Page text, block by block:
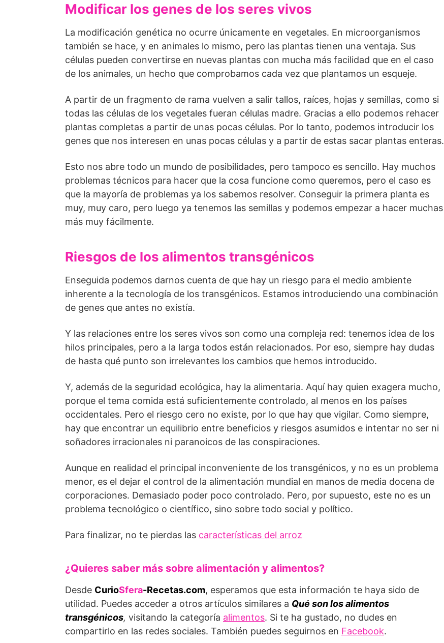
Modificar los genes de los seres vivos
La modificación genética no ocurre únicamente en vegetales. En microorganismos
también se hace, y en animales lo mismo, pero las plantas tienen una ventaja. Sus
células pueden convertirse en nuevas plantas con mucha más facilidad que en el caso
de los animales, un hecho que comprobamos cada vez que plantamos un esqueje.
A partir de un fragmento de rama vuelven a salir tallos, raíces, hojas y semillas, como si
todas las células de los vegetales fueran células madre. Gracias a ello podemos rehacer
plantas completas a partir de unas pocas células. Por lo tanto, podemos introducir los
genes que nos interesen en unas pocas células y a partir de estas sacar plantas enteras.
Esto nos abre todo un mundo de posibilidades, pero tampoco es sencillo. Hay muchos
problemas técnicos para hacer que la cosa funcione como queremos, pero el caso es
que la mayoría de problemas ya los sabemos resolver. Conseguir la primera planta es
muy, muy caro, pero luego ya tenemos las semillas y podemos empezar a hacer muchas
más muy fácilmente.
Riesgos de los alimentos transgénicos
Enseguida podemos darnos cuenta de que hay un riesgo para el medio ambiente
inherente a la tecnología de los transgénicos. Estamos introduciendo una combinación
de genes que antes no existía.
Y las relaciones entre los seres vivos son como una compleja red: tenemos idea de los
hilos principales, pero a la larga todos están relacionados. Por eso, siempre hay dudas
de hasta qué punto son irrelevantes los cambios que hemos introducido.
Y, además de la seguridad ecológica, hay la alimentaria. Aquí hay quien exagera mucho,
porque el tema comida está suficientemente controlado, al menos en los países
occidentales. Pero el riesgo cero no existe, por lo que hay que vigilar. Como siempre,
hay que encontrar un equilibrio entre beneficios y riesgos asumidos e intentar no ser ni
soñadores irracionales ni paranoicos de las conspiraciones.
Aunque en realidad el principal inconveniente de los transgénicos, y no es un problema
menor, es el dejar el control de la alimentación mundial en manos de media docena de
corporaciones. Demasiado poder poco controlado. Pero, por supuesto, este no es un
problema tecnológico o científico, sino sobre todo social y político.
Para finalizar, no te pierdas las características del arroz
¿Quieres saber más sobre alimentación y alimentos?
Desde CurioSfera-Recetas.com, esperamos que esta información te haya sido de
utilidad. Puedes acceder a otros artículos similares a Qué son los alimentos
transgénicos, visitando la categoría alimentos. Si te ha gustado, no dudes en
compartirlo en las redes sociales. También puedes seguirnos en Facebook.